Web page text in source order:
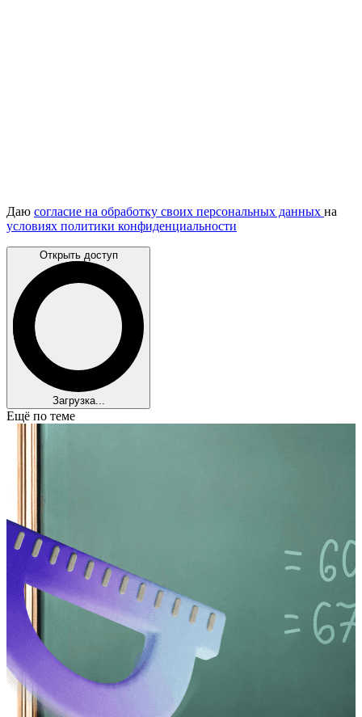
Даю согласие на обработку своих персональных данных на
условиях политики конфиденциальности
Открыть доступ
Загрузка...
Ещё по теме